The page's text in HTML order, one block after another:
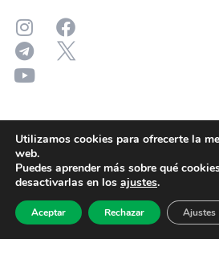
Utilizamos cookies para ofrecerte la
web.
Puedes aprender más sobre qué
desactivarlas en los ajustes.
Aceptar Rechazar Ajustes